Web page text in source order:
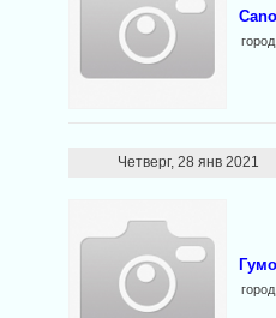
Четверг, 28 янв 2021